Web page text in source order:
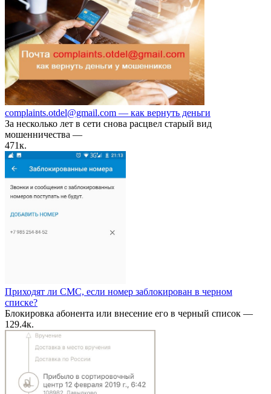
complaints.otdel@gmail.com — как вернуть деньги
За несколько лет в сети снова расцвел старый вид
мошенничества —
471к.
Приходят ли СМС, если номер заблокирован в черном
списке?
Блокировка абонента или внесение его в черный список —
1 29.4к.